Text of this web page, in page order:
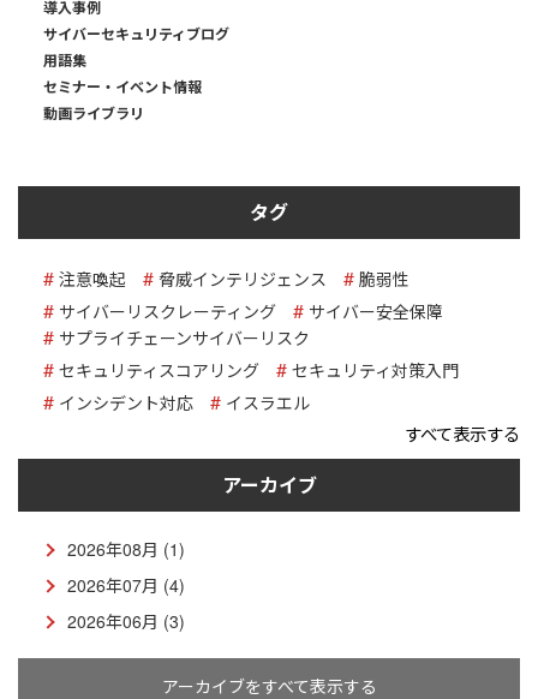
導入事例
サイバーセキュリティブログ
用語集
セミナー・イベント情報
動画ライブラリ
タグ
注意喚起 脅威インテリジェンス
脆弱性
サイバーリスクレーティング
サイバー安全保障
サプライチェーンサイバーリスク
セキュリティスコアリング
セキュリティ対策入門
インシデント対応
イスラエル
すべて表示する
アーカイブ
2026年08月 (1)
2026年07月 (4)
2026年06月 (3)
アーカイブをすべて表示する